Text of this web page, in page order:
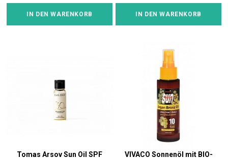
IN DEN WARENKORB IN DEN WARENKORB
Tomas Arsov Sun Oil SPF
VIVACO Sonnenöl mit BIO-